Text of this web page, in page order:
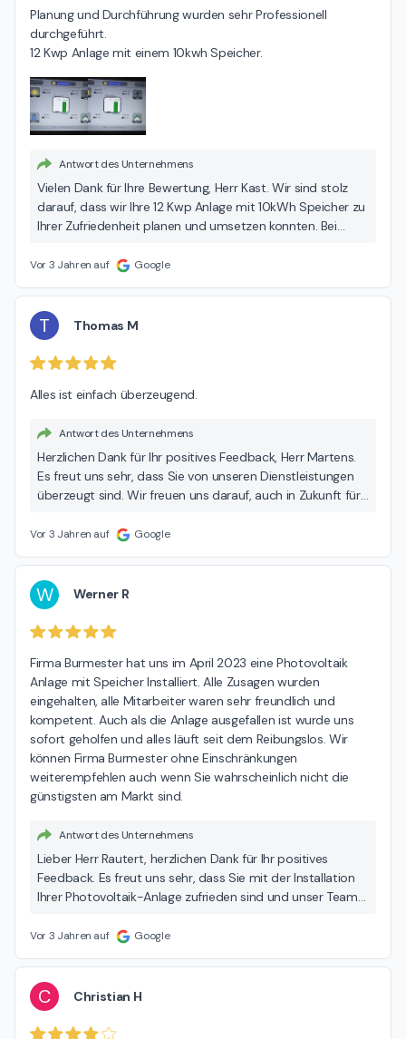
Planung und Durchführung wurden sehr Professionell
durchgeführt.
12 Kwp Anlage mit einem 10kwh Speicher.
Antwort des Unternehmens
Vielen Dank für Ihre Bewertung, Herr Kast. Wir sind stolz
darauf, dass wir Ihre 12 Kwp Anlage mit 10kWh Speicher zu
Ihrer Zufriedenheit planen und umsetzen konnten. Bei
Beste Grüße, Mike Burmester
Vor 3 Jahren auf Google
T Thomas M
Alles ist einfach überzeugend.
Antwort des Unternehmens
Herzlichen Dank für Ihr positives Feedback, Herr Martens.
Es freut uns sehr, dass Sie von unseren Dienstleistungen
überzeugt sind. Wir freuen uns darauf, auch in Zukunft für
Vor 3 Jahren auf Google
W Werner R
Firma Burmester hat uns im April 2023 eine Photovoltaik
Anlage mit Speicher Installiert. Alle Zusagen wurden
eingehalten, alle Mitarbeiter waren sehr freundlich und
kompetent. Auch als die Anlage ausgefallen ist wurde uns
sofort geholfen und alles läuft seit dem Reibungslos. Wir
können Firma Burmester ohne Einschränkungen
weiterempfehlen auch wenn Sie wahrscheinlich nicht die
günstigsten am Markt sind.
Antwort des Unternehmens
Lieber Herr Rautert, herzlichen Dank für Ihr positives
Feedback. Es freut uns sehr, dass Sie mit der Installation
Ihrer Photovoltaik-Anlage zufrieden sind und unser Team
da, sollte es zu weiteren Fragen oder Anliegen kommen.
Vor 3 Jahren auf Google
C Christian H